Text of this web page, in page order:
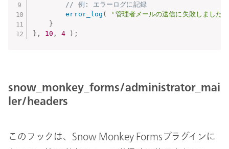
// 例: エラーログに記録
error_log (
'管理者メールの送信に失敗しました
}
} , 10 , 4 ) ;
snow_monkey_forms/administrator_mai
ler/headers
このフックは、Snow Monkey Formsプラグインに